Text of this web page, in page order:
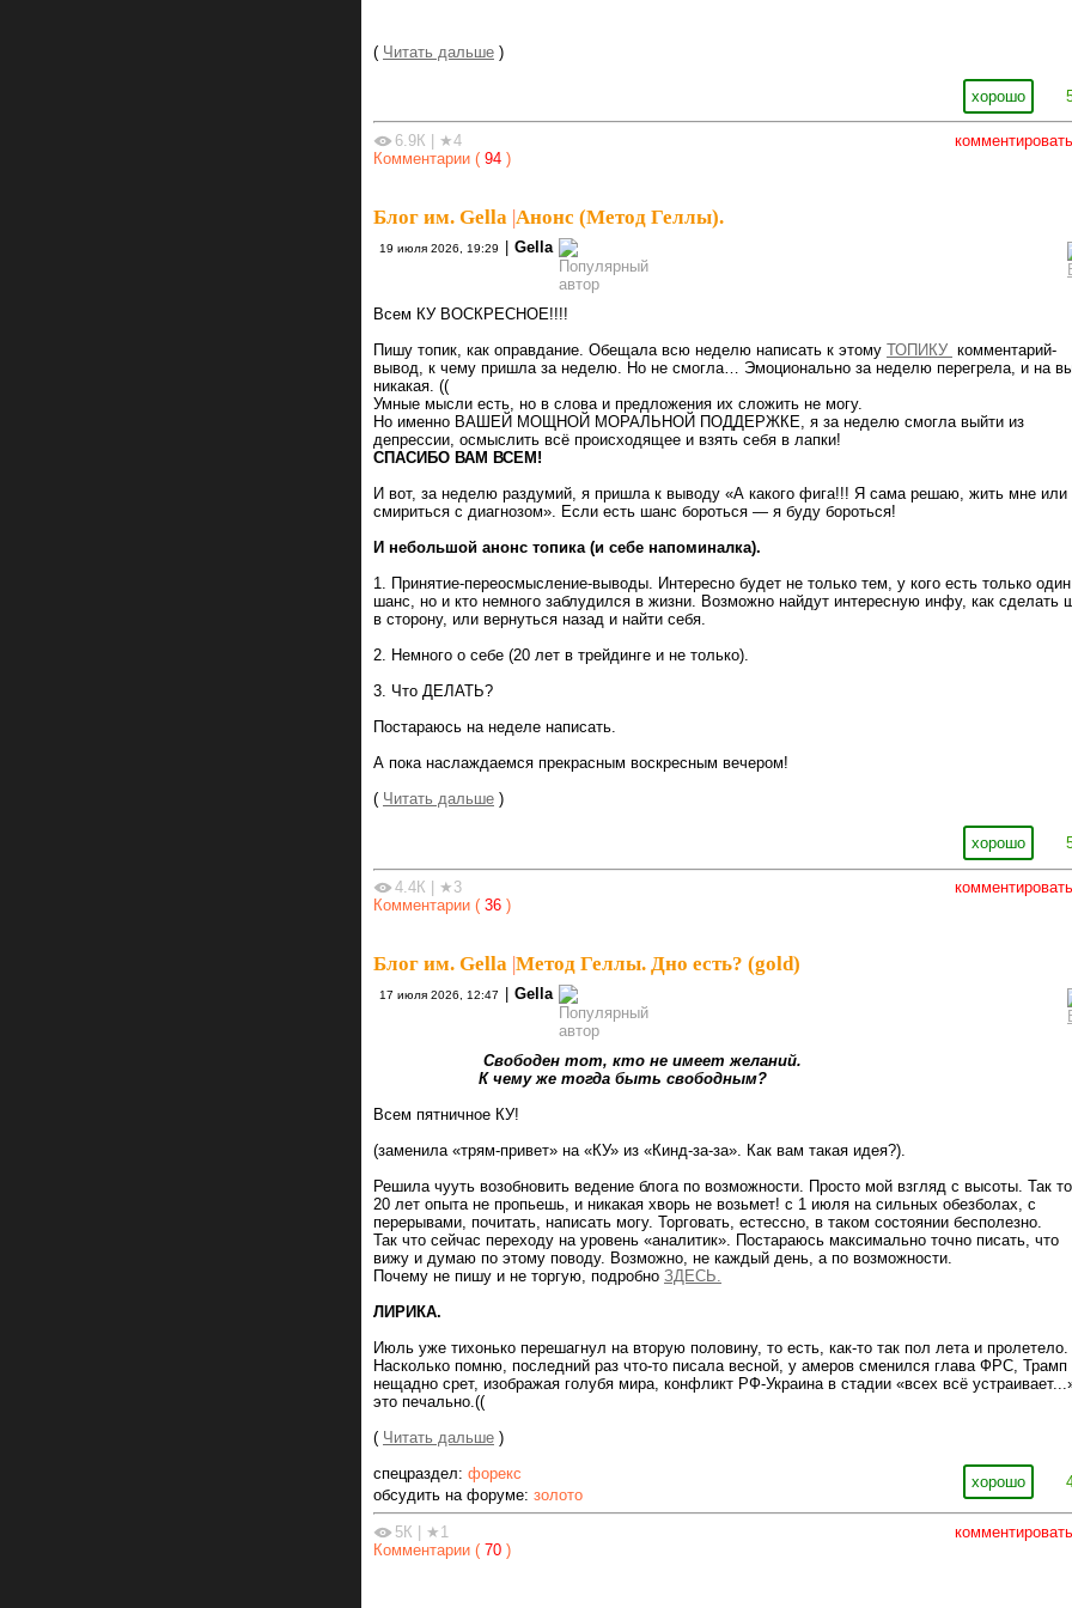
( Читать дальше )
хорошо
комментировать
6.9К
★4
Комментарии ( 94 )
Блог им. Gella |Анонс (Метод Геллы).
19 июля 2026, 19:29 Gella
Всем КУ ВОСКРЕСНОЕ!!!!
Пишу топик, как оправдание. Обещала всю неделю написать к этому ТОПИКУ комментарий-
вывод, к чему пришла за неделю. Но не смогла… Эмоционально за неделю перегрела, и на
никакая. ((
Умные мысли есть, но в слова и предложения их сложить не могу.
Но именно ВАШЕЙ МОЩНОЙ МОРАЛЬНОЙ ПОДДЕРЖКЕ, я за неделю смогла выйти из
депрессии, осмыслить всё происходящее и взять себя в лапки!
СПАСИБО ВАМ ВСЕМ!
И вот, за неделю раздумий, я пришла к выводу «А какого фига!!! Я сама решаю, жить мне или
смириться с диагнозом». Если есть шанс бороться — я буду бороться!
И небольшой анонс топика (и себе напоминалка).
1. Принятие-переосмысление-выводы. Интересно будет не только тем, у кого есть только один
шанс, но и кто немного заблудился в жизни. Возможно найдут интересную инфу, как сделать
в сторону, или вернуться назад и найти себя.
2. Немного о себе (20 лет в трейдинге и не только).
3. Что ДЕЛАТЬ?
Постараюсь на неделе написать.
А пока наслаждаемся прекрасным воскресным вечером!
( Читать дальше )
хорошо
комментировать
4.4К
★3
Комментарии ( 36 )
Блог им. Gella Метод Геллы. Дно есть? (gold)
17 июля 2026, 12:47 Gella
Свободен тот, кто не имеет желаний.
К чему же тогда быть свободным?
Всем пятничное КУ!
(заменила «трям-привет» на «КУ» из «Кинд-за-за». Как вам такая идея?).
Решила чууть возобновить ведение блога по возможности. Просто мой взгляд с высоты. Так то
20 лет опыта не пропьешь, и никакая хворь не возьмет! с 1 июля на сильных обезболах, с
перерывами, почитать, написать могу. Торговать, естессно, в таком состоянии бесполезно.
Так что сейчас переходу на уровень «аналитик». Постараюсь максимально точно писать, что
вижу и думаю по этому поводу. Возможно, не каждый день, а по возможности.
Почему не пишу и не торгую, подробно ЗДЕСЬ.
ЛИРИКА.
Июль уже тихонько перешагнул на вторую половину, то есть, как-то так пол лета и пролетело.
Насколько помню, последний раз что-то писала весной, у амеров сменился глава ФРС, Трамп
нещадно срет, изображая голубя мира, конфликт РФ-Украина в стадии «всех всё
это печально.((
( Читать дальше )
хорошо
спецраздел: форекс
обсудить на форуме: золото
комментировать
5К | ★1
Комментарии ( 70 )